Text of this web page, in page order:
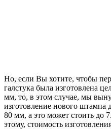
Но, если Вы хотите, чтобы
галстука была изготовлена
мм, то, в этом случае, мы
изготовление нового штампа
80 мм, а это может стоить до
этому, стоимость